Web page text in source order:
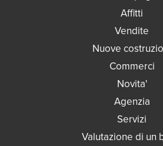
Affitti
Vendite
Nuove
Commerci
Novita'
Agenzia
Servizi
Valutazione di un